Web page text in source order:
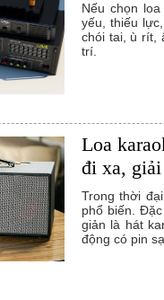
Nếu chọn
yếu, thiếu
chói tai, ù rít,
trí.
Loa
đi xa,
Trong thời
phổ biến.
giản là hát
động có pin